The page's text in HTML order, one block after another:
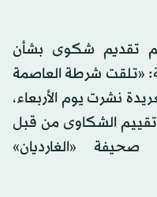
تقديم شكوى بشأن
«تلقت شرطة العاصمة
نشرت يوم الأربعاء،
الشكاوى من قبل
«الغارديان»